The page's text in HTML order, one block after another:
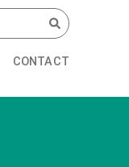
CONTACT